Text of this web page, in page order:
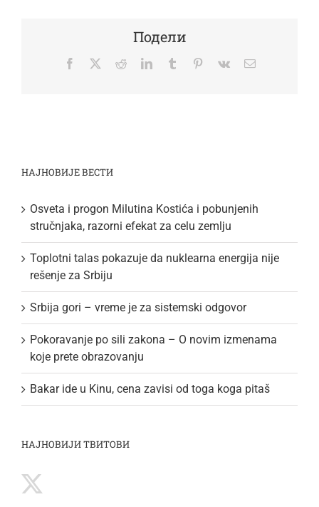
Подели
Facebook
TwitterRedditLinkedInTumblr Pinterest
Vk Email
НАЈНОВИЈЕ ВЕСТИ
Osveta i progon Milutina Kostića i pobunjenih
stručnjaka, razorni efekat za celu zemlju
Toplotni talas pokazuje da nuklearna energija nije
rešenje za Srbiju
Srbija gori – vreme je za sistemski odgovor
Pokoravanje po sili zakona – O novim izmenama
koje prete obrazovanju
Bakar ide u Kinu, cena zavisi od toga koga pitaš
НАЈНОВИЈИ ТВИТОВИ